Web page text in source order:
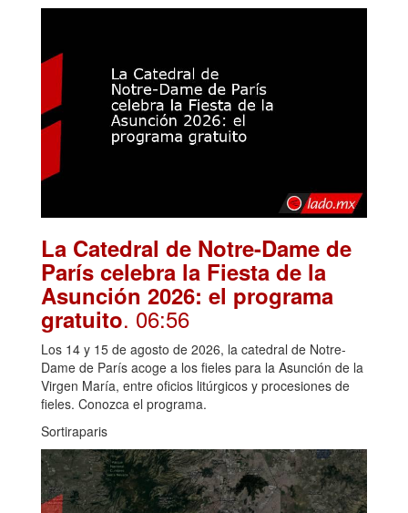
La Catedral de Notre-Dame de
París celebra la Fiesta de la
Asunción 2026: el programa
gratuito. 06:56
Los 14 y 15 de agosto de 2026, la catedral de Notre-
Dame de París acoge a los fieles para la Asunción de la
Virgen María, entre oficios litúrgicos y procesiones de
fieles. Conozca el programa.
Sortiraparis